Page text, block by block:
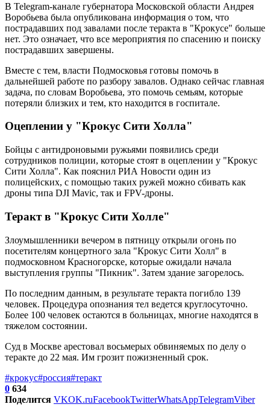
В Telegram-канале губернатора Московской области Андрея
Воробьева была опубликована информация о том, что
пострадавших под завалами после теракта в "Крокусе" больше
нет. Это означает, что все мероприятия по спасению и поиску
пострадавших завершены.
Вместе с тем, власти Подмосковья готовы помочь в
дальнейшей работе по разбору завалов. Однако сейчас главная
задача, по словам Воробьева, это помочь семьям, которые
потеряли близких и тем, кто находится в госпитале.
Оцеплении у "Крокус Сити Холла"
Бойцы с антидроновыми ружьями появились среди
сотрудников полиции, которые стоят в оцеплении у "Крокус
Сити Холла". Как пояснил РИА Новости один из
полицейских, с помощью таких ружей можно сбивать как
дроны типа DJI Mavic, так и FPV-дроны.
Теракт в "Крокус Сити Холле"
Злоумышленники вечером в пятницу открыли огонь по
посетителям концертного зала "Крокус Сити Холл" в
подмосковном Красногорске, которые ожидали начала
выступления группы "Пикник". Затем здание загорелось.
По последним данным, в результате теракта погибло 139
человек. Процедура опознания тел ведется круглосуточно.
Более 100 человек остаются в больницах, многие находятся в
тяжелом состоянии.
Суд в Москве арестовал восьмерых обвиняемых по делу о
теракте до 22 мая. Им грозит пожизненный срок.
#крокус#россия#теракт
0 634
Поделится VKOK.ruFacebookTwitterWhatsAppTelegramViber